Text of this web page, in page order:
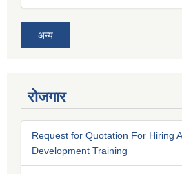
अन्य
रोजगार
Request for Quotation For Hiring
Development Training